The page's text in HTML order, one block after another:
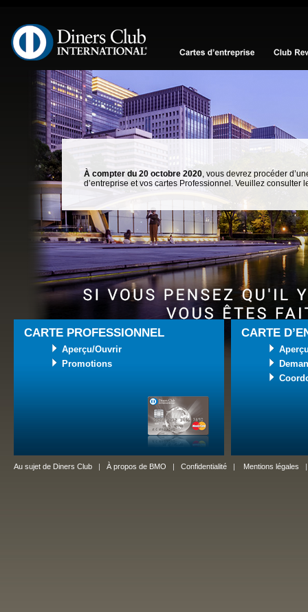
À compter du 20 octobre 2020, vous devrez procéder
d’entreprise et vos cartes Professionnel. Veuillez
CARTE PROFESSIONNEL
Aperçu/Ouvrir
Promotions
CARTE
Au sujet de Diners Club | À propos de BMO | Confidentialité | Mentions légales